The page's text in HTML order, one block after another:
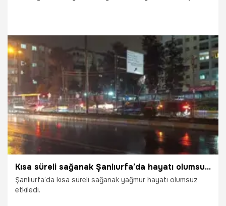
9.04.2026 Antalya
Kısa süreli sağanak Şanlıurfa’da hayatı olumsuz etkiledi
Şanlıurfa’da kısa süreli sağanak yağmur hayatı olumsuz
etkiledi.